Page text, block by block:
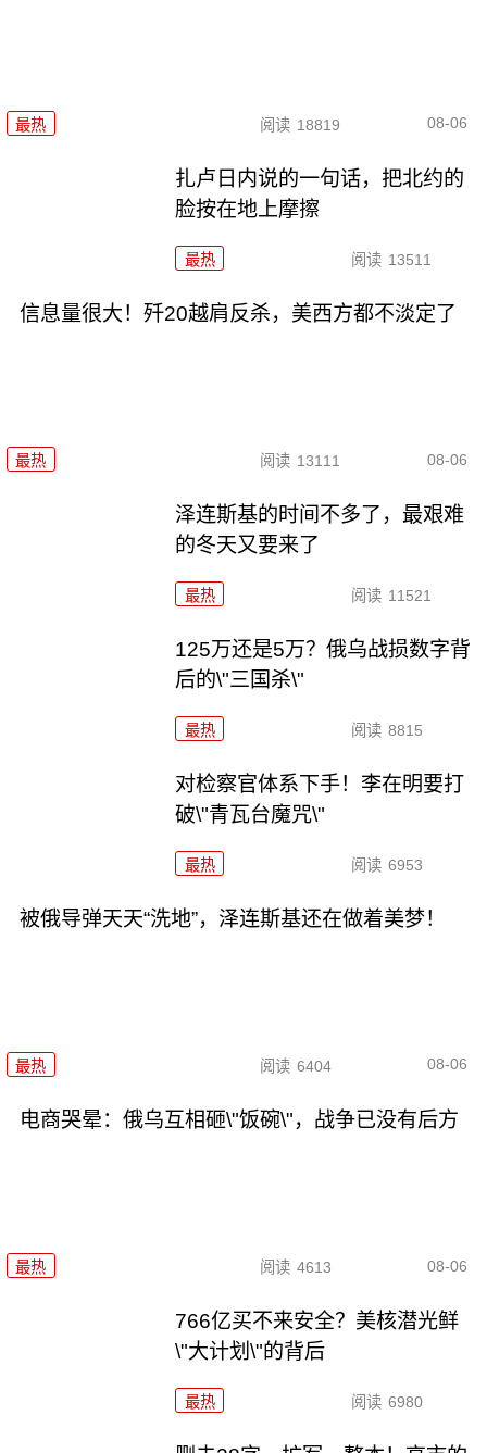
最热 阅读 18819 08-06
扎卢日内说的一句话，把北约的
脸按在地上摩擦
最热 阅读 13511
信息量很大！歼20越肩反杀，美西方都不淡定了
最热 阅读 13111 08-06
泽连斯基的时间不多了，最艰难
的冬天又要来了
最热 阅读 11521
125万还是5万？俄乌战损数字背
后的\"三国杀\"
最热 阅读 8815
对检察官体系下手！李在明要打
破\"青瓦台魔咒\"
最热 阅读 6953
被俄导弹天天“洗地”，泽连斯基还在做着美梦！
最热 阅读 6404 08-06
电商哭晕：俄乌互相砸\"饭碗\"，战争已没有后方
最热 阅读 4613 08-06
766亿买不来安全？美核潜光鲜
\"大计划\"的背后
最热 阅读 6980